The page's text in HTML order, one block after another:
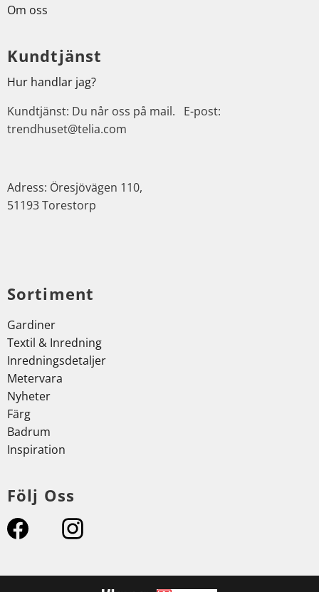
Om oss
Kundtjänst
Hur handlar jag?
Kundtjänst: Du når oss på mail. E-post:
trendhuset@telia.com
Adress: Öresjövägen 110,
51193 Torestorp
Sortiment
Gardiner
Textil & Inredning
Inredningsdetaljer
Metervara
Nyheter
Färg
Badrum
Inspiration
Följ Oss